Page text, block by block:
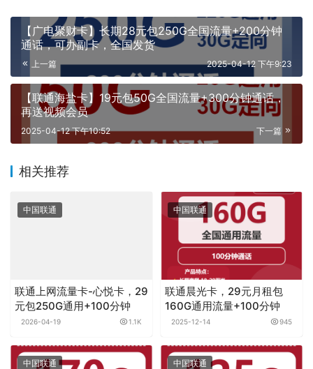
【广电聚财卡】长期28元包250G全国流量+200分钟
通话，可办副卡，全国发货
上一篇 2025-04-12 下午9:23
【联通海盐卡】19元包50G全国流量+300分钟通话，
再送视频会员
下一篇
2025-04-12 下午10:52
相关推荐
中国联通
联通上网流量卡-心悦卡，29
元包250G通用+100分钟
2026-04-19 1.1K
中国联通
联通晨光卡，29元月租包
160G通用流量+100分钟
2025-12-14 945
中国联通 中国联通